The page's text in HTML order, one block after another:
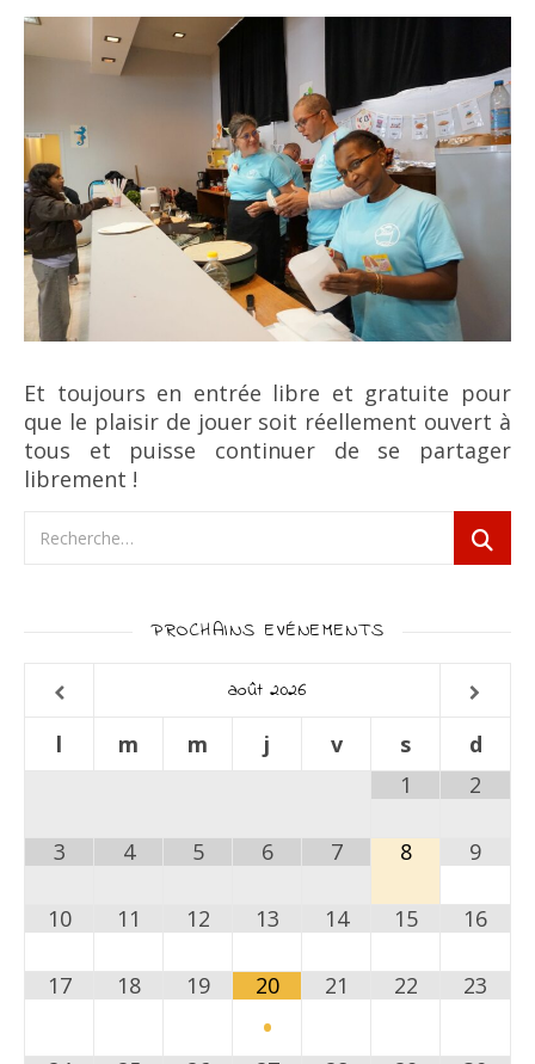
Et toujours en entrée libre et gratuite pour
que le plaisir de jouer soit réellement ouvert à
tous et puisse continuer de se partager
librement !
PROCHAINS EVÉNEMENTS
août 2026
l
m m j v s
d
1
2
3 4 5 6 7 8 9
10 11 12 13 14 15 16
17 18 19 20
•
21 22 23